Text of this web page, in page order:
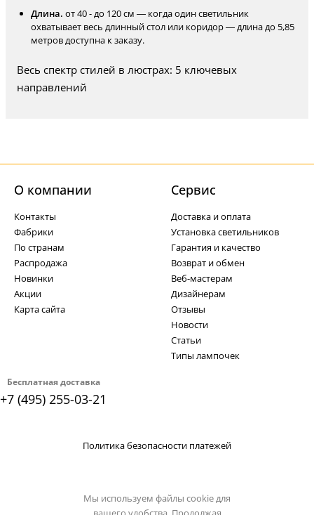
Длина. от 40 - до 120 см — когда один светильник
охватывает весь длинный стол или коридор — длина до 5,85
метров доступна к заказу.
Весь спектр стилей в люстрах: 5 ключевых
направлений
Бесплатная доставка
+7 (495) 255-03-21
О компании
Контакты
Фабрики
По странам
Распродажа
Новинки
Акции
Карта сайта
Cервис
Доставка и оплата
Установка светильников
Гарантия и качество
Возврат и обмен
Веб-мастерам
Дизайнерам
Отзывы
Новости
Статьи
Типы лампочек
Политика безопасности платежей
Мы используем файлы cookie для